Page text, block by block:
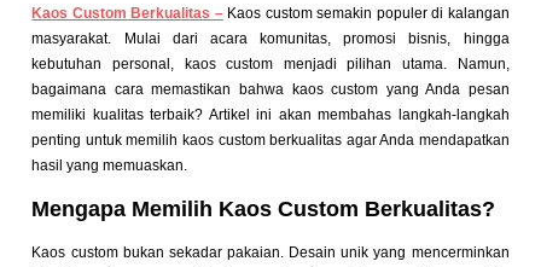
Kaos Custom Berkualitas –Kaos custom semakin populer di kalangan
masyarakat. Mulai dari acara komunitas, promosi bisnis, hingga
kebutuhan personal, kaos custom menjadi pilihan utama. Namun,
bagaimana cara memastikan bahwa kaos custom yang Anda pesan
memiliki kualitas terbaik? Artikel ini akan membahas langkah-langkah
penting untuk memilih kaos custom berkualitas agar Anda mendapatkan
hasil yang memuaskan.
Mengapa Memilih Kaos Custom Berkualitas?
Kaos custom bukan sekadar pakaian. Desain unik yang mencerminkan